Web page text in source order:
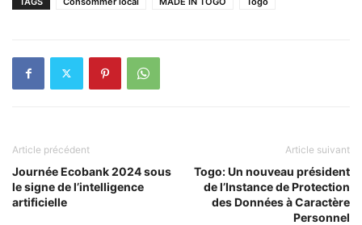
Article précédent
Journée Ecobank 2024 sous
le signe de l’intelligence
artificielle
Article suivant
Togo: Un nouveau président
de l’Instance de Protection
des Données à Caractère
Personnel